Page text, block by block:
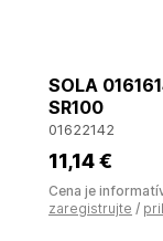
SOLA
SR100
01622142
11,14 €
Cena je
zaregistrujte /